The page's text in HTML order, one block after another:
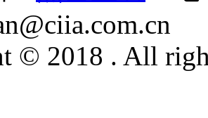
© 2018 . All